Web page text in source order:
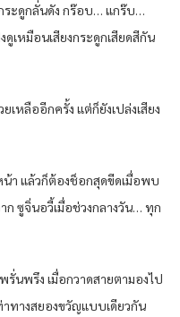
ระดูกลั่นดัง กร๊อบ… แกร๊บ…
เหมือนเสียงกระดูกเสียดสีกัน
เหลืออีกครั้ง แต่ก็ยังเปล่งเสียง
น้า แล้วก็ต้องช็อกสุดขีดเมื่อพบ
ก ซูจิ่นอวี้เมื่อช่วงกลางวัน… ทุก
รั่นพรึง เมื่อกวาดสายตามองไป
ทางสยองขวัญแบบเดียวกัน